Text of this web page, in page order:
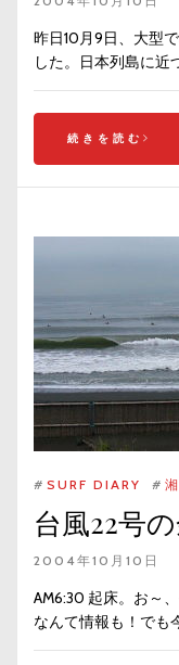
昨日10月9日、大型
した。日本列島に近
続きを読む
# SURF DIARY #
台風22号
2004年10月10日
AM6:30 起床。お～
なんて情報も！でも